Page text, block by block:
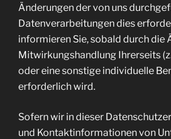
Änderungen der von uns
Datenverarbeitungen dies
informieren Sie, sobald durch die
Mitwirkungshandlung Ihrerseits
oder eine sonstige individuelle
erforderlich wird.
Sofern wir in dieser
und Kontaktinformationen von